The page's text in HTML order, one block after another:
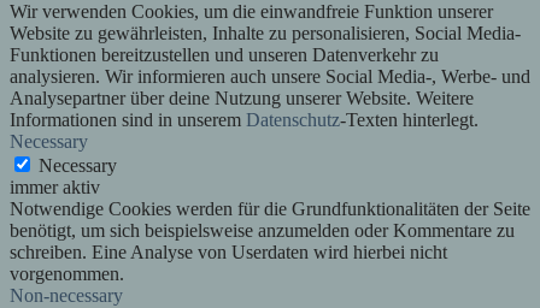
Wir verwenden Cookies, um die einwandfreie Funktion unserer
Website zu gewährleisten, Inhalte zu personalisieren, Social Media-
Funktionen bereitzustellen und unseren Datenverkehr zu
analysieren. Wir informieren auch unsere Social Media-, Werbe- und
Analysepartner über deine Nutzung unserer Website. Weitere
Informationen sind in unserem Datenschutz-Texten hinterlegt.
Necessary
Necessary
immer aktiv
Notwendige Cookies werden für die Grundfunktionalitäten der Seite
benötigt, um sich beispielsweise anzumelden oder Kommentare zu
schreiben. Eine Analyse von Userdaten wird hierbei nicht
vorgenommen.
Non-necessary